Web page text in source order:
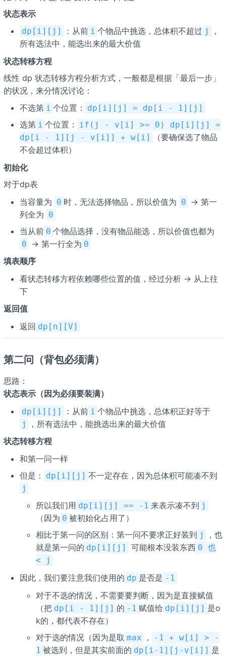
状态表示
dp[i][j] ：从前 i 个物品中挑选，总体积不超过 j
，
所有选法中，能选出来的最大价值
状态转移方程
线性 dp 状态转移方程分析方式，⼀般都是根据「最后一步」
的状况，来分情况讨论：
不选第 i 个位置： dp[i][j] = dp[i - 1][j]
选第 i 个位置：
if(j - v[i] >= 0) dp[i][j] =
dp[i - 1][j - v[i]] + w[i]
（要确保选了物品
不会超过体积）
初始化
对于dp表
当容量为 0 时，无法选择物品，所以价值为 0
→ 第一
列全为 0
当从前 0 个物品选择，没有物品能选，所以价值也都为
0 → 第一行全为 0
填表顺序
看状态转移方程依赖哪些位置的值，经过分析 → 从上往
下
返回值
返回 dp[n][V]
第二问（背包必须满）
思路：
状态表示（因为必须要装满）
dp[i][j] ：从前 i 个物品中挑选，总体积正好等于
j
，所有选法中，能挑选出来的最大价值
状态转移方程
和第一问一样
但是：
dp[i][j] 不一定存在，因为总体积可能凑不到
j
所以我们用 dp[i][j] == -1 来表示凑不到 j
（因为 0 被初始化占用了）
相比于第一问的区别：第一问不要求正好装到 j
，也
就是第一问的 dp[i][j] 可能根本没装东西 0 也
< j
因此，我们要注意我们使用的 dp 是否是 -1
对于不选的情况，不需要要判断，因为是直接赋值
（把 dp[i - 1][j] 的 -1 赋值给 dp[i][j] 是o
k的，都代表不存在）
对于选的情况（因为是取 max ，
-1 + w[i] > -
1 被选到，但是其实前面的 dp[i-1][j-v[i]] 是